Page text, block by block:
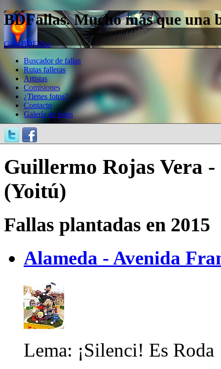
BDFallas. Mucho más que una
Guía BDFallas
Buscador de fallas
Rutas falleras
Artistas
Comisiones
¿Tienes fotos?
Contacto
Galería de fotos
Guillermo Rojas Vera
(Yoitú)
Fallas plantadas en 2015
Alameda - Avenida
Lema: ¡Silenci! Es Roda